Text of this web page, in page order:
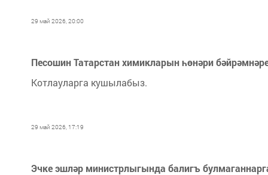
29 май 2026, 20:00
Песошин Татарстан химикларын һөнәри
Котлауларга кушылабыз.
29 май 2026, 17:19
Эчке эшләр министрлыгында балигъ